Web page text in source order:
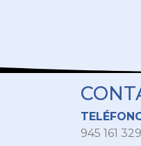
945 161 329